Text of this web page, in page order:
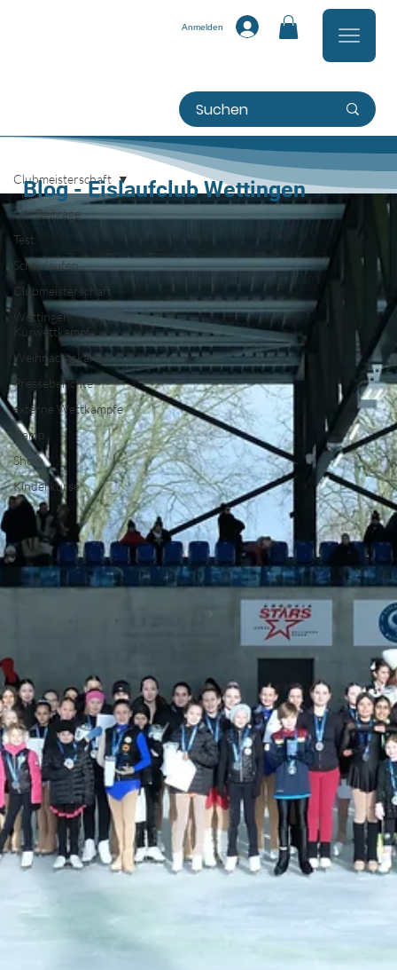
Anmelden
Alle Beiträge
Test
Schaulaufen
Clubmeisterschaft
Wettinger
Kürwettkampf
Weihnachtskarte
Presseberichte
externe Wettkämpfe
Camp
Show
Kinderkurse
Clubmeisterschaft
Blog - Eislaufclub Wettingen